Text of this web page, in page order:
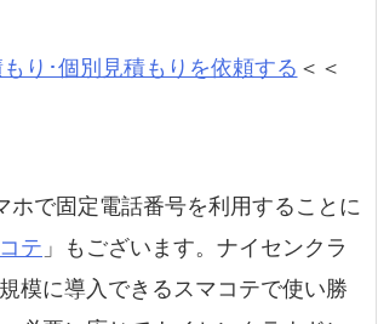
り･個別見積もりを依頼する ＜＜
ホで固定電話番号を利用することに
テ 」もございます。ナイセンクラ
模に導入できるスマコテで使い勝